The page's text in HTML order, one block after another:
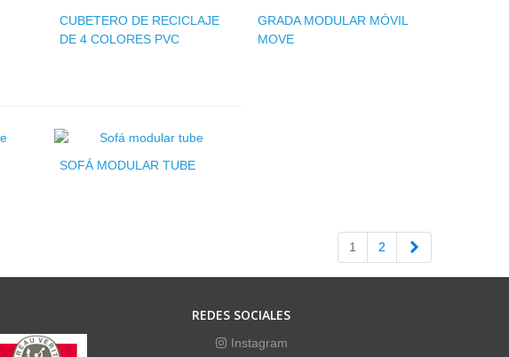
CUBETERO DE RECICLAJE
DE 4 COLORES PVC
GRADA MODULAR MÓVIL
MOVE
SOFÁ MODULAR TUBE
1 2
REDES SOCIALES
Instagram